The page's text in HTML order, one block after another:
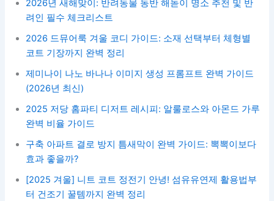
2026년 새해맞이: 반려동물 동반 해돋이 명소 추천 및 반
려인 필수 체크리스트
2026 드뮤어룩 겨울 코디 가이드: 소재 선택부터 체형별
코트 기장까지 완벽 정리
제미나이 나노 바나나 이미지 생성 프롬프트 완벽 가이드
(2026년 최신)
2025 저당 홈파티 디저트 레시피: 알룰로스와 아몬드 가루
완벽 비율 가이드
구축 아파트 결로 방지 틈새막이 완벽 가이드: 뽁뽁이보다
효과 좋을까?
[2025 겨울] 니트 코트 정전기 안녕! 섬유유연제 활용법부
터 건조기 꿀템까지 완벽 정리